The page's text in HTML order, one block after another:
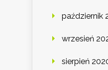
październik
wrzesień
sierpień